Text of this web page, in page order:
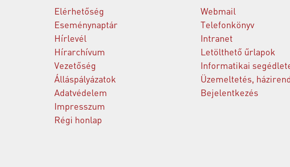
Elérhetőség
Eseménynaptár
Hírlevél
Hírarchívum
Vezetőség
Álláspályázatok
Adatvédelem
Impresszum
Régi honlap
Webmail
Telefonkönyv
Intranet
Letölthető űrlapok
Informatikai
Üzemeltetés,
Bejelentkezés